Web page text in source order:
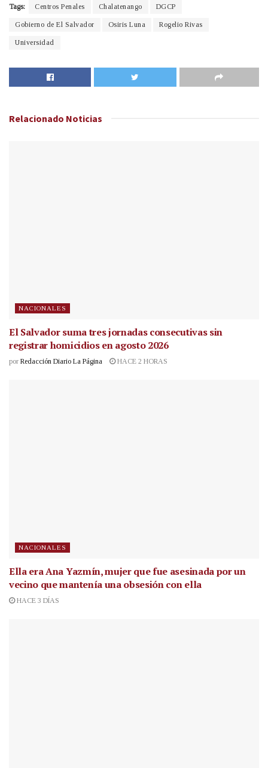
Tags: Centros Penales Chalatenango DGCP
Gobierno de El Salvador Osiris Luna Rogelio Rivas
Universidad
Relacionado Noticias
NACIONALES
El Salvador suma tres jornadas consecutivas sin
registrar homicidios en agosto 2026
por Redacción Diario La Página HACE 2 HORAS
NACIONALES
Ella era Ana Yazmín, mujer que fue asesinada por un
vecino que mantenía una obsesión con ella
HACE 3 DÍAS